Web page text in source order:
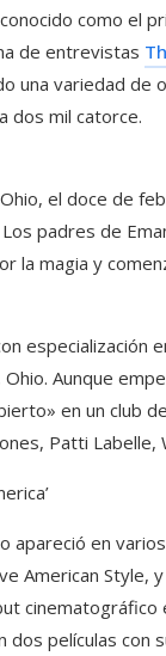
como el
de entrevistas
una variedad
dos mil catorce.
el doce de
padres de
la magia y
especialización
Aunque
en un club
Patti
apareció en
American
cinematográfico
películas con